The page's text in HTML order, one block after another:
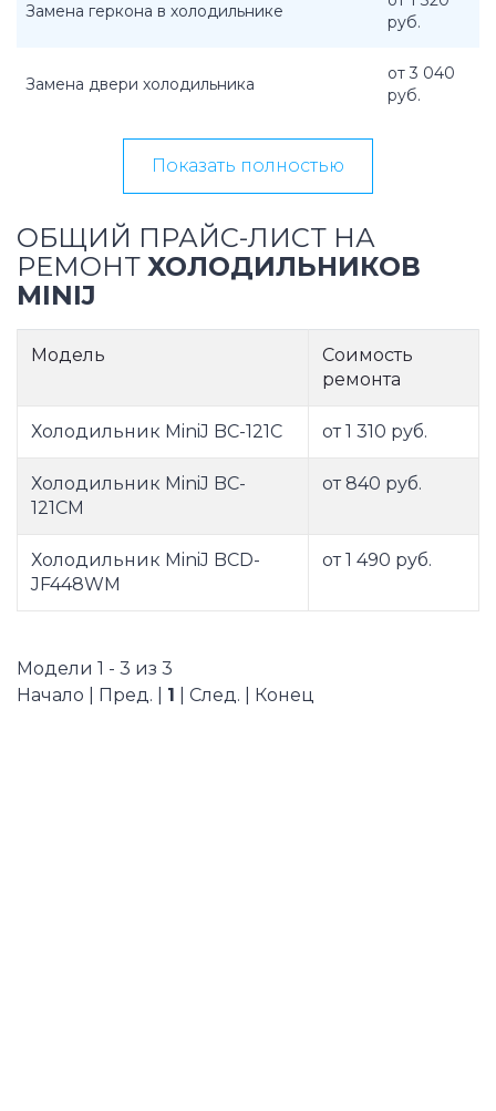
Замена геркона в холодильнике
руб.
Замена двери холодильника
от 3 040
руб.
Показать полностью
ОБЩИЙ ПРАЙС-ЛИСТ НА
РЕМОНТ ХОЛОДИЛЬНИКОВ
MINIJ
Модель
Соимость
ремонта
Холодильник MiniJ BC-121C от 1 310 руб.
Холодильник MiniJ BC-
121CM
от 840 руб.
Холодильник MiniJ BCD-
JF448WM
от 1 490 руб.
Модели 1 - 3 из 3
Начало | Пред. | 1 | След. | Конец